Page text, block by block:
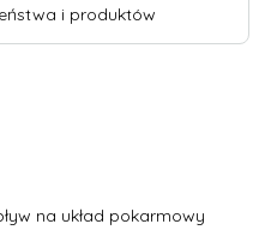
i produktów
na układ pokarmowy